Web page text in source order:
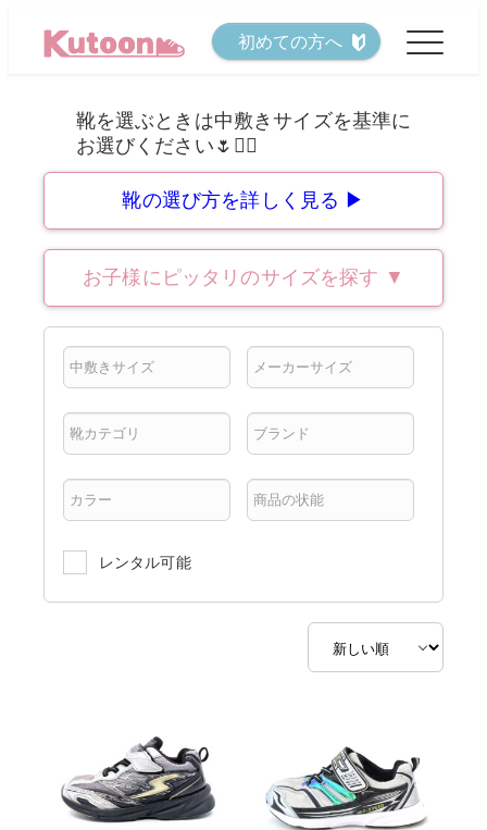
初めての方へ
靴の選び方を詳しく見る ▶
お子様にピッタリのサイズを探す ▼
レンタル可能